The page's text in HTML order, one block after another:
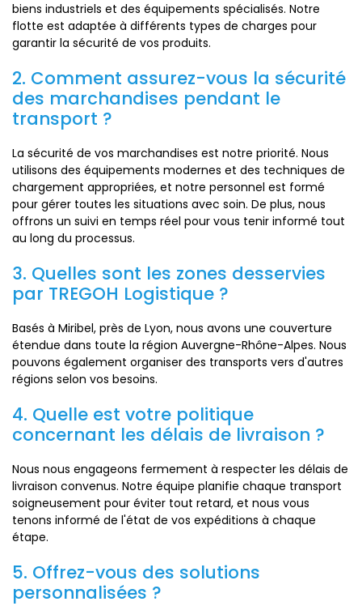
biens industriels et des équipements spécialisés. Notre
flotte est adaptée à différents types de charges pour
garantir la sécurité de vos produits.
2. Comment assurez-vous la sécurité
des marchandises pendant le
transport ?
La sécurité de vos marchandises est notre priorité. Nous
utilisons des équipements modernes et des techniques de
chargement appropriées, et notre personnel est formé
pour gérer toutes les situations avec soin. De plus, nous
offrons un suivi en temps réel pour vous tenir informé tout
au long du processus.
3. Quelles sont les zones desservies
par TREGOH Logistique ?
Basés à Miribel, près de Lyon, nous avons une couverture
étendue dans toute la région Auvergne-Rhône-Alpes. Nous
pouvons également organiser des transports vers d'autres
régions selon vos besoins.
4. Quelle est votre politique
concernant les délais de livraison ?
Nous nous engageons fermement à respecter les délais de
livraison convenus. Notre équipe planifie chaque transport
soigneusement pour éviter tout retard, et nous vous
tenons informé de l'état de vos expéditions à chaque
étape.
5. Offrez-vous des solutions
personnalisées ?